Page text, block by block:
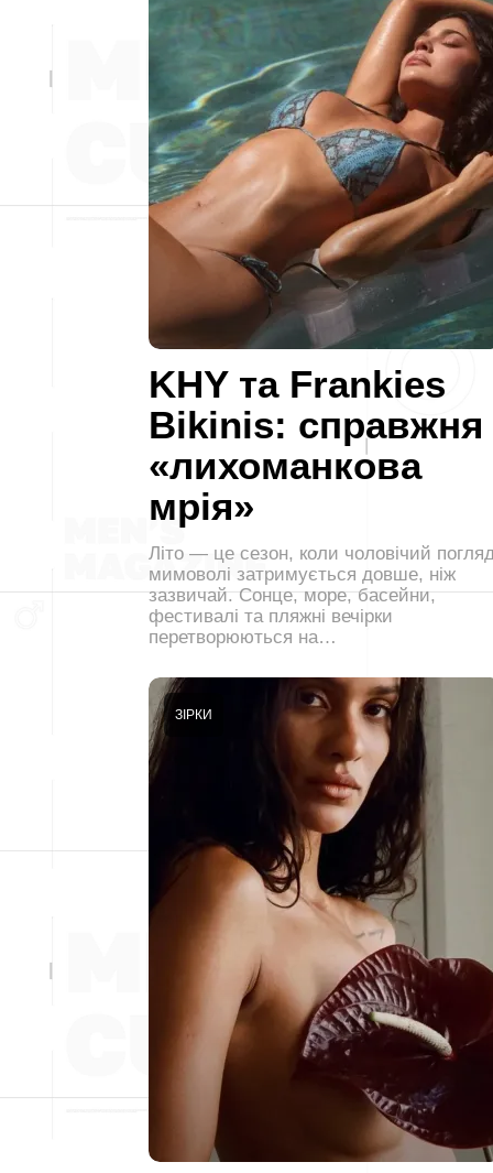
KHY та Frankies
Bikinis: справжня
«лихоманкова
мрія»
Літо — це сезон, коли чоловічий
мимоволі затримується довше, ніж
зазвичай. Сонце, море, басейни,
фестивалі та пляжні вечірки
перетворюються на…
ЗІРКИ